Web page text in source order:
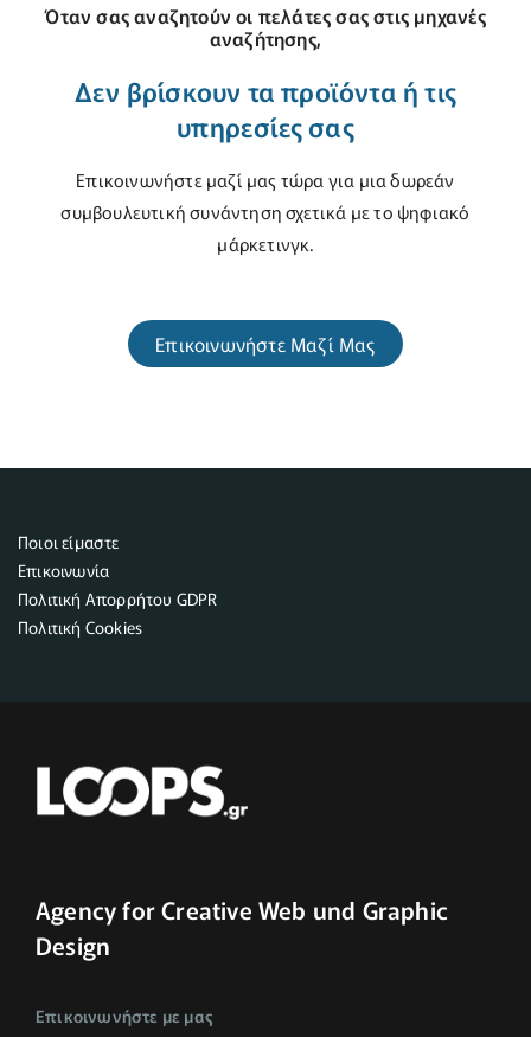
Όταν σας αναζητούν οι πελάτες σας στις μηχανές
αναζήτησης,
Δεν βρίσκουν τα προϊόντα ή τις
υπηρεσίες σας
Επικοινωνήστε μαζί μας τώρα για μια δωρεάν
συμβουλευτική συνάντηση σχετικά με το ψηφιακό
μάρκετινγκ.
Επικοινωνήστε Μαζί Μας
Ποιοι είμαστε
Επικοινωνία
Πολιτική Απορρήτου GDPR
Πολιτική Cookies
Agency for Creative Web und Graphic
Design
Επικοινωνήστε με μας